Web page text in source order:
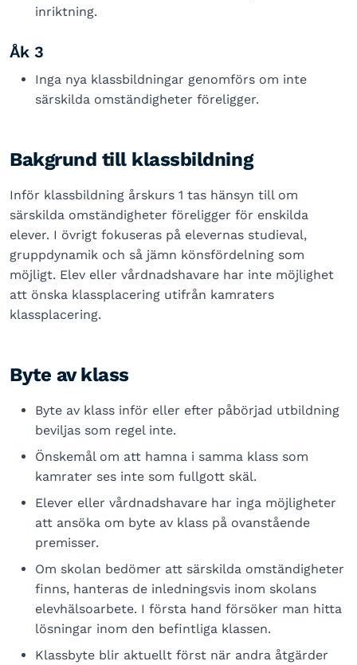
inriktning.
Åk 3
Inga nya klassbildningar genomförs om inte
särskilda omständigheter föreligger.
Bakgrund till klassbildning
Inför klassbildning årskurs 1 tas hänsyn till om
särskilda omständigheter föreligger för enskilda
elever. I övrigt fokuseras på elevernas studieval,
gruppdynamik och så jämn könsfördelning som
möjligt. Elev eller vårdnadshavare har inte möjlighet
att önska klassplacering utifrån kamraters
klassplacering.
Byte av klass
Byte av klass inför eller efter påbörjad utbildning
beviljas som regel inte.
Önskemål om att hamna i samma klass som
kamrater ses inte som fullgott skäl.
Elever eller vårdnadshavare har inga möjligheter
att ansöka om byte av klass på ovanstående
premisser.
Om skolan bedömer att särskilda omständigheter
finns, hanteras de inledningsvis inom skolans
elevhälsoarbete. I första hand försöker man hitta
lösningar inom den befintliga klassen.
Klassbyte blir aktuellt först när andra åtgärder